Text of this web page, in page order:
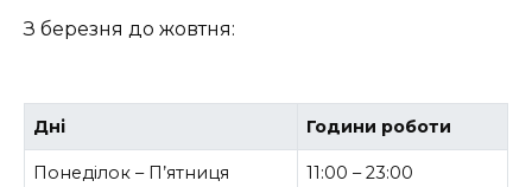
З березня до жовтня:
Дні Години роботи
Понеділок – П’ятниця 11:00 – 23:00